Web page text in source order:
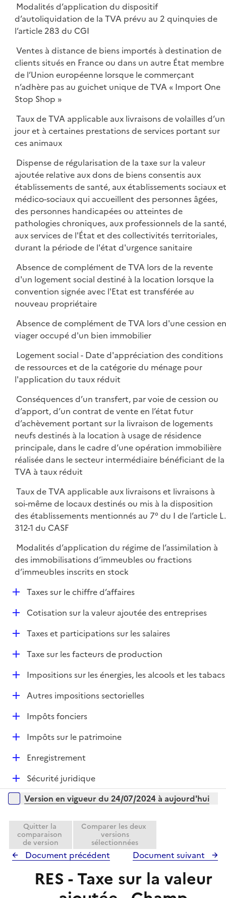
Modalités d’application du dispositif
d’autoliquidation de la TVA prévu au 2 quinquies de
l’article 283 du CGI
Ventes à distance de biens importés à destination de
clients situés en France ou dans un autre État membre
de l’Union européenne lorsque le commerçant
n’adhère pas au guichet unique de TVA « Import One
Stop Shop »
Taux de TVA applicable aux livraisons de volailles d’un
jour et à certaines prestations de services portant sur
ces animaux
Dispense de régularisation de la taxe sur la valeur
ajoutée relative aux dons de biens consentis aux
établissements de santé, aux établissements sociaux et
médico-sociaux qui accueillent des personnes âgées,
des personnes handicapées ou atteintes de
pathologies chroniques, aux professionnels de la santé,
aux services de l'État et des collectivités territoriales,
durant la période de l'état d'urgence sanitaire
Absence de complément de TVA lors de la revente
d'un logement social destiné à la location lorsque la
convention signée avec l'Etat est transférée au
nouveau propriétaire
Absence de complément de TVA lors d'une cession
viager occupé d'un bien immobilier
Logement social - Date d'appréciation des conditions
de ressources et de la catégorie du ménage pour
l'application du taux réduit
Conséquences d’un transfert, par voie de cession ou
d’apport, d’un contrat de vente en l’état futur
d’achèvement portant sur la livraison de logements
neufs destinés à la location à usage de résidence
principale, dans le cadre d’une opération immobilière
réalisée dans le secteur intermédiaire bénéficiant de la
TVA à taux réduit
Taux de TVA applicable aux livraisons et livraisons à
soi-même de locaux destinés ou mis à la disposition
des établissements mentionnés au 7° du I de l’article L.
312-1 du CASF
Modalités d’application du régime de l’assimilation à
des immobilisations d’immeubles ou fractions
d’immeubles inscrits en stock
DTaxes sur le chiffre d’affaires
DCotisation sur la valeur ajoutée des entreprises
DTaxes et participations sur les salaires
DTaxe sur les facteurs de production
D
p
Impositions sur les énergies, les alcools et les tabacs
DAutres impositions sectorielles
D
r
Impôts fonciers
D
e
Impôts sur le patrimoine
D
e
r
Enregistrement
D
é
p
e
r
Sécurité juridique
Versions sur la période
Version en vigueur du 24/07/2024 à aujourd'hui
Quitter la
comparaison
de version
Comparer les deux
versions
sélectionnées
Document précédent Document suivant
RES - Taxe sur la valeur